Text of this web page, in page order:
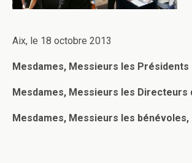
Aix, le 18 octobre 2013
Mesdames, Messieurs les Présidents
Mesdames, Messieurs les Directeurs
Mesdames, Messieurs les bénévoles,